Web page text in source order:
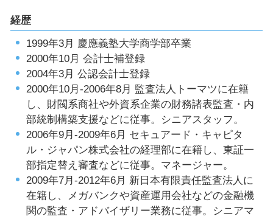
経歴
1999年3月 慶應義塾大学商学部卒業
2000年10月 会計士補登録
2004年3月 公認会計士登録
2000年10月-2006年8月 監査法人トーマツに在籍
し、財閥系商社や外資系企業の財務諸表監査・内
部統制構築支援などに従事。シニアスタッフ。
2006年9月-2009年6月 セキュアード・キャピタ
ル・ジャパン株式会社の経理部に在籍し、東証一
部指定替え審査などに従事。マネージャー。
2009年7月-2012年6月 新日本有限責任監査法人に
在籍し、メガバンクや資産運用会社などの金融機
関の監査・アドバイザリー業務に従事。シニアマ